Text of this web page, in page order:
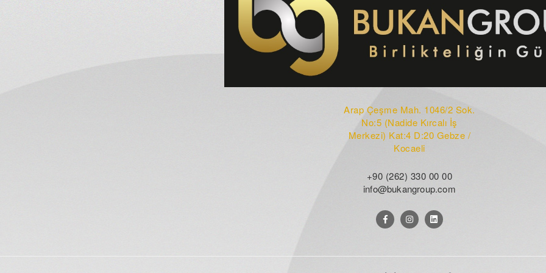
Arap Çeşme Mah. 1046/2 Sok.
No:5 (Nadide Kırcalı İş
Merkezi) Kat:4 D:20 Gebze /
Kocaeli
+90 (262) 330 00 00
info@bukangroup.com